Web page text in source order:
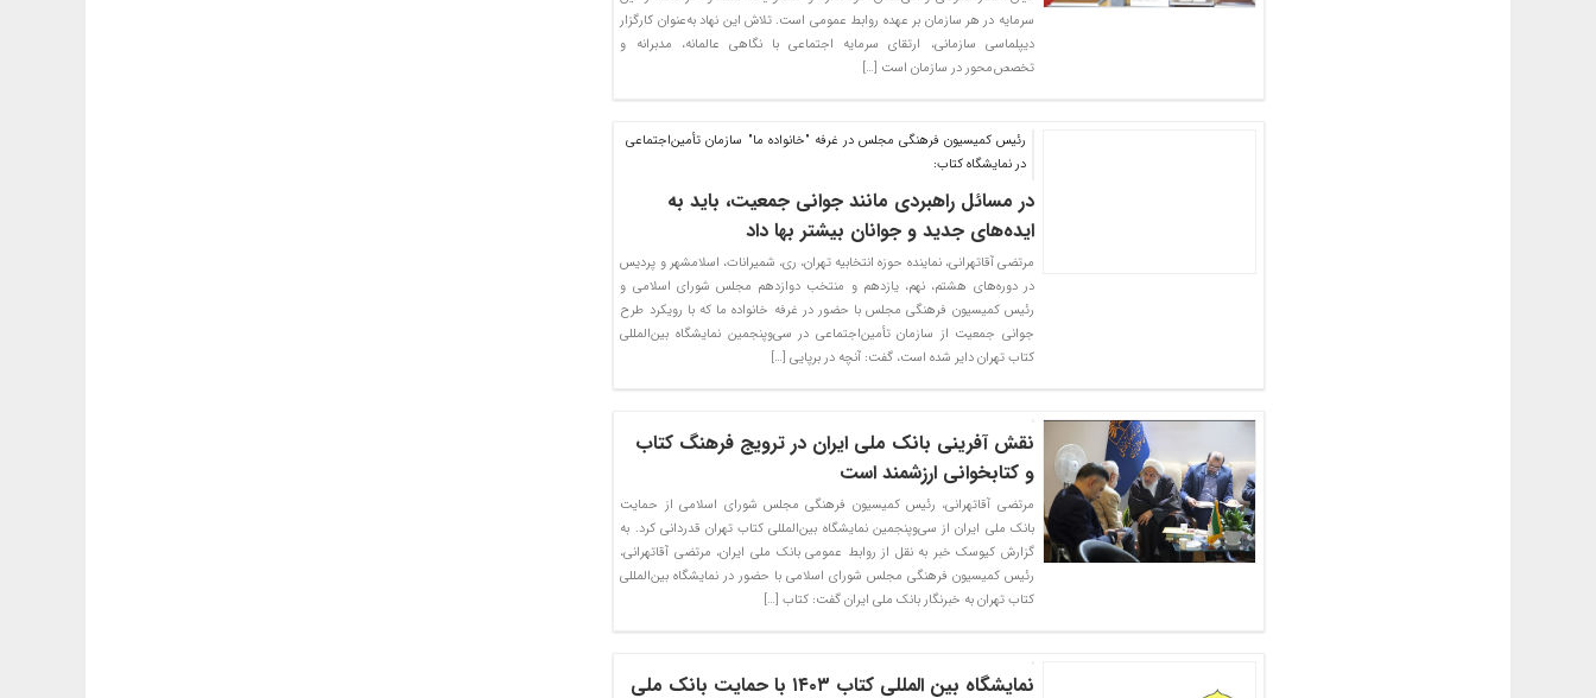
سرمایه در هر سازمان بر عهده روابط عمومی است. تلاش این نهاد به‌عنوان کارگزار
دیپلماسی سازمانی، ارتقای سرمایه اجتماعی با نگاهی عالمانه، مدبرانه و
تخصص‌محور در سازمان است […]
رئیس کمیسیون فرهنگی مجلس در غرفه "خانواده ما" سازمان تأمین‌اجتماعی
در نمایشگاه کتاب:
در مسائل راهبردی مانند جوانی جمعیت، باید به
ایده‌های جدید و جوانان بیشتر بها داد
مرتضی آقاتهرانی، نماینده حوزه انتخابیه تهران، ری، شمیرانات، اسلامشهر و پردیس
در دوره‌های هشتم، نهم، یازدهم و منتخب دوازدهم مجلس شورای اسلامی و
رئیس کمیسیون فرهنگی مجلس با حضور در غرفه خانواده ما که با رویکرد طرح
جوانی جمعیت از سازمان تأمین‌اجتماعی در سی‌وپنجمین نمایشگاه بین‌المللی
کتاب تهران دایر شده است، گفت: آنچه در برپایی […]
نقش آفرینی بانک ملی ایران در ترویج فرهنگ کتاب
و کتابخوانی ارزشمند است
مرتضی آقاتهرانی، رئیس کمیسیون فرهنگی مجلس شورای اسلامی از حمایت
بانک ملی ایران از سی‌وپنجمین نمایشگاه بین‌المللی کتاب تهران قدردانی کرد. به
گزارش کیوسک خبر به نقل از روابط‌ عمومی بانک ملی ایران، مرتضی آقاتهرانی،
رئیس کمیسیون فرهنگی مجلس شورای اسلامی با حضور در نمایشگاه بین‌المللی
کتاب تهران به خبرنگار بانک ملی ایران گفت: کتاب […]
نمایشگاه بین المللی کتاب ۱۴۰۳ با حمایت بانک ملی